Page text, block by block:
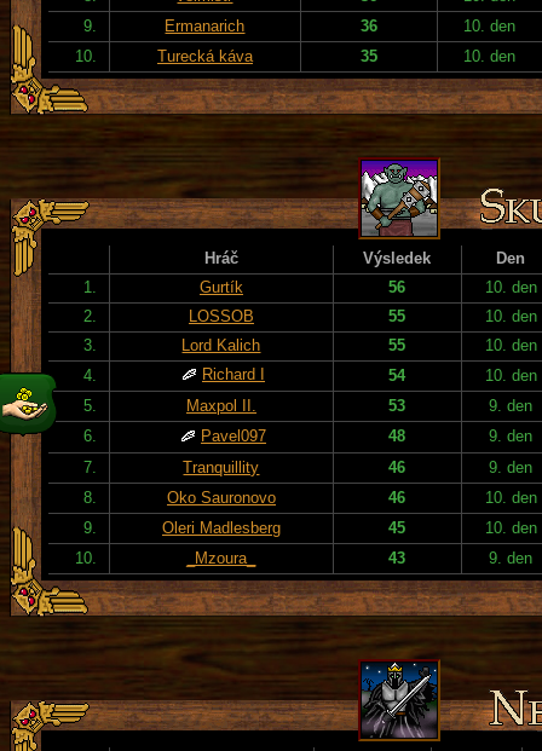
9.
Ermanarich 36
10. den
10.
Turecká káva 35 10. den
Hráč Výsledek
Den
1.
Gurtík 56
10. den
2.
LOSSOB 55
10. den
3.
Lord Kalich 55
10. den
4.
Richard I 54
10. den
5.
Maxpol II. 53
9. den
6.
Pavel097 48
9. den
7.
Tranquillity 46
9. den
8.
Oko Sauronovo 46
10. den
9.
Oleri Madlesberg 45
10. den
10.
_Mzoura_ 43 9. den